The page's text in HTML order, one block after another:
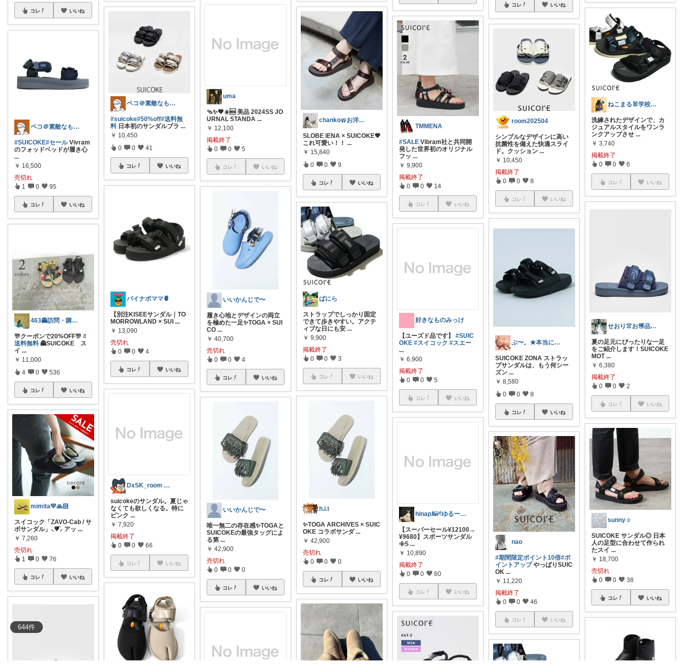
644件
コレ いいね
ペコ＠素敵なものを紹介しています
#SUICOKE#セールVivram
のフォッドベッドが履き心
...
￥ 16,500
売切れ
1 0 95
コレ いいね
463👻訪問・購入感謝感謝です🐣
🎊クーポンで20%OFF🎊 #
送料無料 👻SUICOKE ス
イ ...
￥ 11,000
4 0 536
コレ いいね
mimita💛🙏🏻
スイコック「ZAVO-Cab / サ
ボサンダル」⸜♥⃜⸝ アッ ...
￥ 7,260
売切れ
1 0 76
コレ いいね
ペコ＠素敵なものを紹介しています
#suicoke#50%off#送料無
料 日本初のサンダルブラ ...
￥ 10,450
0 0 41
コレ いいね
パイナポママ🍍
【別注KISEEサンダル｜TO
MORROWLAND × SUI ...
￥ 13,090
売切れ
0 0 4
コレ いいね
DxSK_room 👶🏻育児グッズ
suicokeのサンダル。夏じゃ
なくても欲しくなる。特に
ピンク ...
￥ 7,920
掲載終了
0 0 66
コレ いいね
uma
🩴✨🖤☀️🆕 美品 2024SS JO
URNAL STANDA ...
￥ 12,100
掲載終了
0 0 5
コレ いいね
いいかんじで〜
履き心地とデザインの両立
を極めた一足✨TOGA × SUI
CO ...
￥ 40,700
売切れ
0 0 4
コレ いいね
いいかんじで〜
唯一無二の存在感✨TOGAと
SUICOKEの最強タッグによ
る第 ...
￥ 42,900
売切れ
0 0 0
コレ いいね
chanko🥨お洋服/出産準備💗
SLOBE IENA × SUICOKE🤎
これ可愛い！！...
￥ 15,840
0 0 9
コレ いいね
ばにら
ストラップでしっかり固定
できて歩きやすい。アクテ
ィブな日にも安 ...
￥ 9,900
掲載終了
0 0 3
コレ いいね
h.i.t
✨TOGA ARCHIVES × SUIC
OKE コラボサンダ ...
￥ 42,900
売切れ
0 0 0
コレ いいね
TMMENA
#SALE Vibram社と共同開
発した世界初のオリジナル
フッ ...
￥ 9,900
掲載終了
0 0 14
コレ いいね
好きなものみっけ
【ユーズド品です】#SUIC
OKE #スイコック #スエー
...
￥ 6,900
掲載終了
0 0 5
コレ いいね
hinap𓃖𓏲ゆるーくやってます
【スーパーセール¥12100→
¥9680】スポーツサンダル
𖧷S ...
￥ 10,890
掲載終了
0 0 60
コレ いいね
コレ いいね
room202504
シンプルなデザインに高い
抗菌性を備えた快適スライ
ド。クッション ...
￥ 10,450
掲載終了
0 0 8
コレ いいね
ぶ〜。★本当にオススメの物を紹介してる〜
SUICOKE ZONA ストラッ
プサンダルは、もう何シー
ズン ...
￥ 8,580
0 0 8
コレ いいね
nao
#期間限定ポイント10倍#ポ
イントアップやっぱりSUIC
OK ...
￥ 11,220
掲載終了
0 0 46
コレ いいね
ねこまる🐰学校🐰kids🐰キャンプ
洗練されたデザインで、カ
ジュアルスタイルをワンラ
ンクアップさせ ...
￥ 3,740
掲載終了
0 0 6
コレ いいね
せおり👚お🉐品紹介☕経由感謝
夏の足元にぴったりな一足
をご紹介します！SUICOKE
MOT ...
￥ 6,380
掲載終了
0 0 2
コレ いいね
sunny☺︎
SUICOKE サンダル◎ 日本
人の足型に合わせて作られ
たスイ ...
￥ 18,700
売切れ
0 0 38
コレ いいね